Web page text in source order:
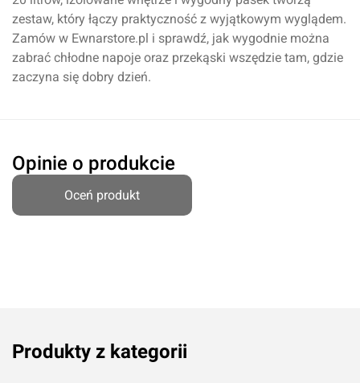
zestaw, który łączy praktyczność z wyjątkowym wyglądem.
Zamów w Ewnarstore.pl i sprawdź, jak wygodnie można
zabrać chłodne napoje oraz przekąski wszędzie tam, gdzie
zaczyna się dobry dzień.
Opinie o produkcie
Oceń produkt
Produkty z kategorii